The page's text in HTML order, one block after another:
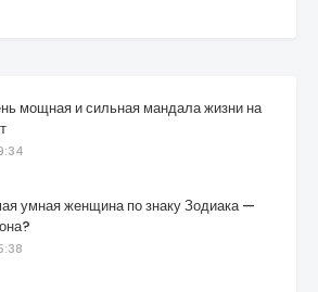
мощная и сильная мандала жизни на
умная женщина по знаку Зодиака —